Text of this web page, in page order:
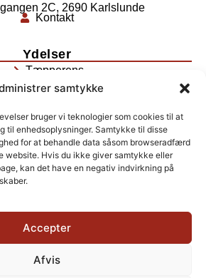
samtykke
bruger vi teknologier som cookies til at
til enhedsoplysninger. Samtykke til disse
for at behandle data såsom browseradfærd
website. Hvis du ikke giver samtykke eller
kan det have en negativ indvirkning på
Accepter
Afvis
2C, 2690 Karlslunde
Kontakt
Ydelser
Tæpperens
Møbelrens
Tæppereparation
Kalecherens
Åbningstider
08:00 – 18:00